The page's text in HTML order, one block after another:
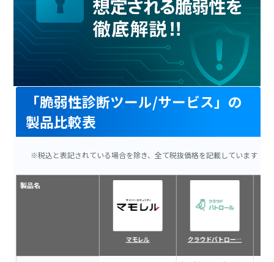
「脆弱性診断ツール/サービス」の
製品比較表
※税込と表記されている場合を除き、全て税抜価格を記載しています
製品名
マモレル クラウドパトロー…